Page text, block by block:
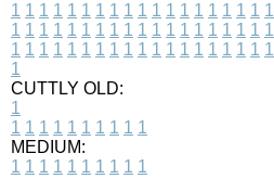
1 1 1 1 1 1 1 1 1 1 1 1 1 1 1 1 1 1 1
1 1 1 1 1 1 1 1 1 1 1 1 1 1 1 1 1 1 1
1 1 1 1 1 1 1 1 1 1 1 1 1 1 1 1 1 1 1
1
CUTTLY OLD:
1
1 1 1 1 1 1 1 1 1 1
MEDIUM:
1 1 1 1 1 1 1 1 1 1